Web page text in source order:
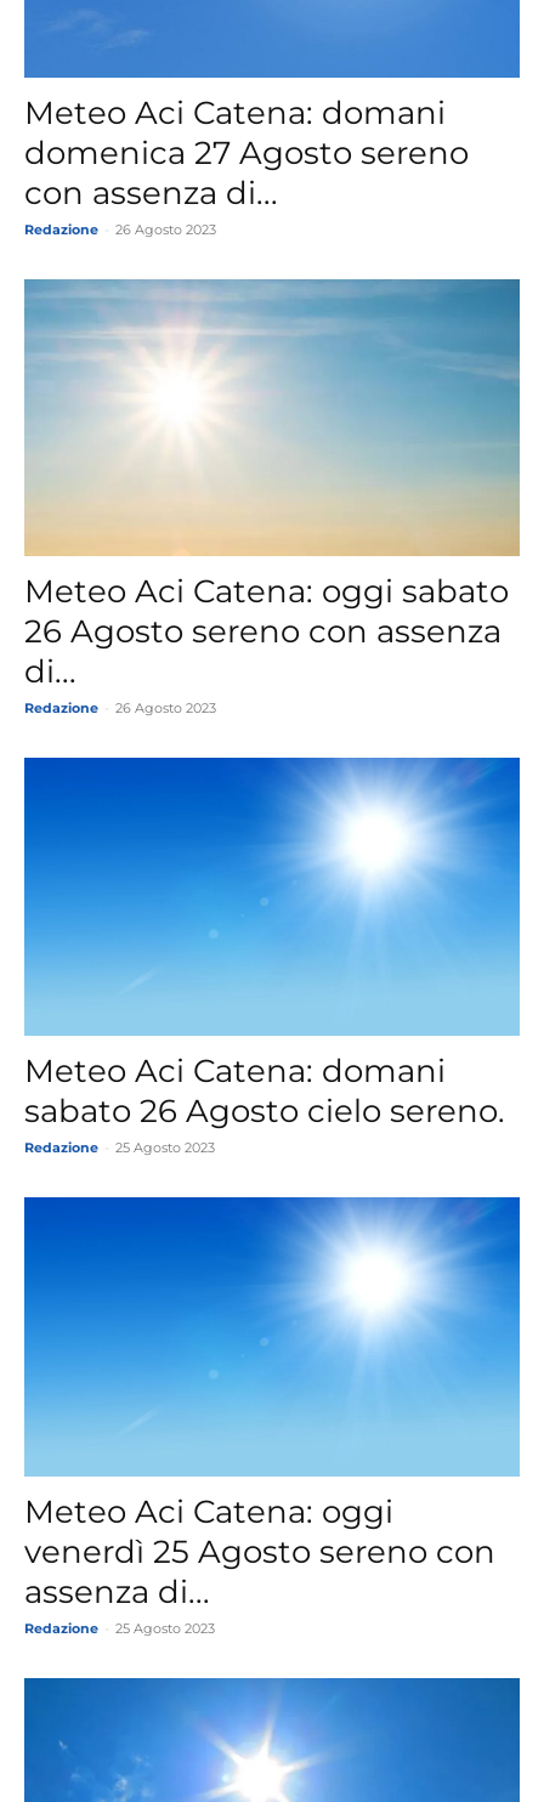
Meteo Aci Catena: domani
domenica 27 Agosto sereno
con assenza di...
Redazione 26 Agosto 2023
Meteo Aci Catena: oggi sabato
26 Agosto sereno con assenza
di...
Redazione 26 Agosto 2023
Meteo Aci Catena: domani
sabato 26 Agosto cielo sereno.
Redazione 25 Agosto 2023
Meteo Aci Catena: oggi
venerdì 25 Agosto sereno con
assenza di...
Redazione 25 Agosto 2023